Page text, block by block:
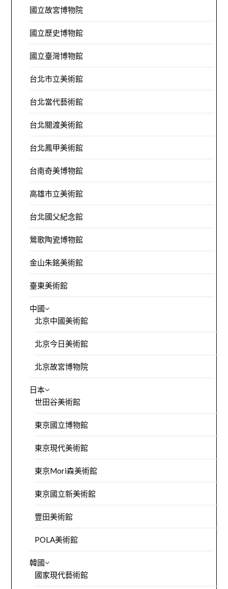
國立故宮博物院
國立歷史博物館
國立臺灣博物館
台北市立美術館
台北當代藝術館
台北關渡美術館
台北鳳甲美術館
台南奇美博物館
高雄市立美術館
台北國父紀念館
鶯歌陶瓷博物館
金山朱銘美術館
臺東美術館
中國
北京中國美術館
北京今日美術館
北京故宮博物院
日本
世田谷美術館
東京國立博物館
東京現代美術館
東京Mori森美術館
東京國立新美術館
豐田美術館
POLA美術館
韓國
國家現代藝術館